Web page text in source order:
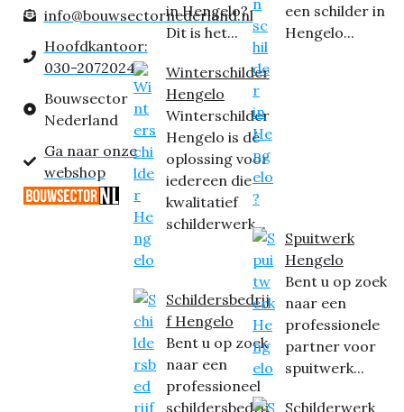
info@bouwsectornederland.nl
Hoofdkantoor:
030-2072024
Bouwsector
Nederland
Ga naar onze
webshop
in Hengelo?
Dit is het...
Winterschilder
Hengelo
Winterschilder
Hengelo is dé
oplossing voor
iedereen die
kwalitatief
schilderwerk...
Schildersbedrij
f Hengelo
Bent u op zoek
naar een
professioneel
schildersbedrij
een schilder in
Hengelo...
Spuitwerk
Hengelo
Bent u op zoek
naar een
professionele
partner voor
spuitwerk...
Schilderwerk